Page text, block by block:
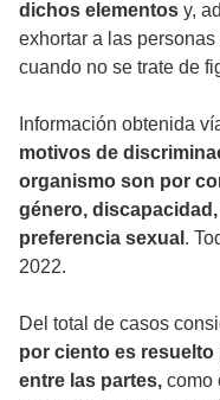
dichos elementos y,
exhortar a las
cuando no se trate de
Información obtenida
motivos de
organismo son por
género,
preferencia sexual .
2022.
Del total de casos
por ciento es
entre las partes, como